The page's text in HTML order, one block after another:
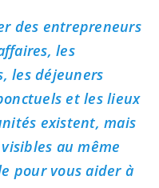
des entrepreneurs
les
les déjeuners
et les lieux
existent, mais
au même
pour vous aider à